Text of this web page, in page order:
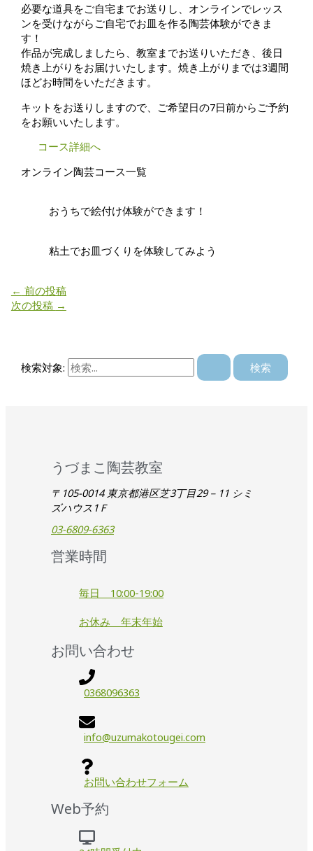
必要な道具をご自宅までお送りし、オンラインでレッス
ンを受けながらご自宅でお皿を作る陶芸体験ができま
す！
作品が完成しましたら、教室までお送りいただき、後日
焼き上がりをお届けいたします。焼き上がりまでは3週間
ほどお時間をいただきます。
キットをお送りしますので、ご希望日の7日前からご予約
をお願いいたします。
コース詳細へ
オンライン陶芸コース一覧
おうちで絵付け体験ができます！
粘土でお皿づくりを体験してみよう
← 前の投稿
次の投稿 →
検索対象:
うづまこ陶芸教室
〒105-0014 東京都港区芝3丁目29－11 シミ
ズハウス1Ｆ
03-6809-6363
営業時間
毎日 10:00-19:00
お休み 年末年始
お問い合わせ
0368096363
info@uzumakotougei.com
お問い合わせフォーム
Web予約